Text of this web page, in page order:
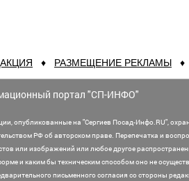
♦ РАЗМЕЩЕНИЕ РЕКЛАМЫ
портал "СП-ИНФО"
опубликованные на "Сергиев Посад-Инфо.RU",
РФ об авторском праве. Перепечатка и
или изображений или любое другое
и каким бы техническим способом оно не
письменного согласия со стороны